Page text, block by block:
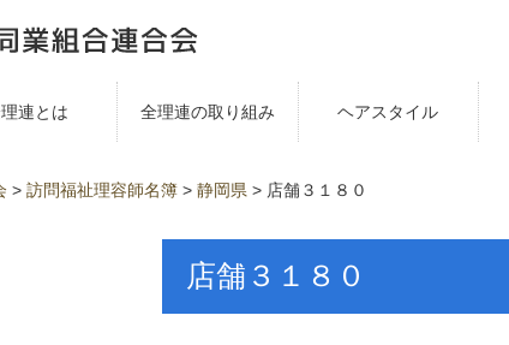
連とは 全理連の取り組み ヘアスタイル
> 訪問福祉理容師名簿 > 静岡県 > 店舗３１８０
店舗３１８０